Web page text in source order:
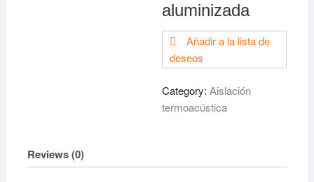
aluminizada
Añadir a la lista de
deseos
Category:Aislación
termoacústica
Reviews (0)